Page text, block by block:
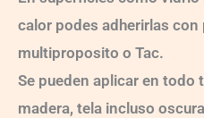
calor podes adherirlas con
multiproposito o Tac.
Se pueden aplicar en todo
madera, tela incluso